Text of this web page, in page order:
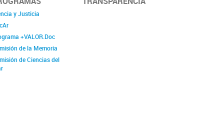
y Justicia
+VALOR.Doc
de la Memoria
de Ciencias del